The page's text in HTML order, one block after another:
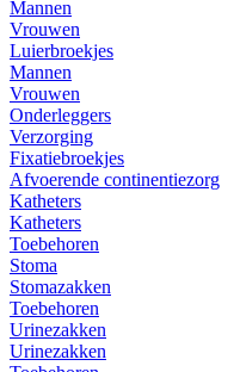
Mannen
Vrouwen
Luierbroekjes
Mannen
Vrouwen
Onderleggers
Verzorging
Fixatiebroekjes
Afvoerende continentiezorg
Katheters
Katheters
Toebehoren
Stoma
Stomazakken
Toebehoren
Urinezakken
Urinezakken